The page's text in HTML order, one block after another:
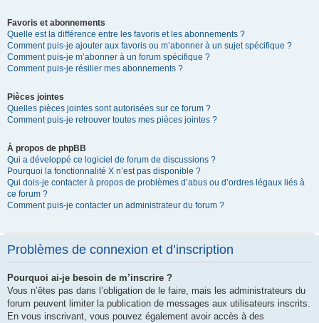
Favoris et abonnements
Quelle est la différence entre les favoris et les abonnements ?
Comment puis-je ajouter aux favoris ou m’abonner à un sujet spécifique ?
Comment puis-je m’abonner à un forum spécifique ?
Comment puis-je résilier mes abonnements ?
Pièces jointes
Quelles pièces jointes sont autorisées sur ce forum ?
Comment puis-je retrouver toutes mes pièces jointes ?
À propos de phpBB
Qui a développé ce logiciel de forum de discussions ?
Pourquoi la fonctionnalité X n’est pas disponible ?
Qui dois-je contacter à propos de problèmes d’abus ou d’ordres légaux liés à
ce forum ?
Comment puis-je contacter un administrateur du forum ?
Problèmes de connexion et d’inscription
Pourquoi ai-je besoin de m’inscrire ?
Vous n’êtes pas dans l’obligation de le faire, mais les administrateurs du
forum peuvent limiter la publication de messages aux utilisateurs inscrits.
En vous inscrivant, vous pouvez également avoir accès à des